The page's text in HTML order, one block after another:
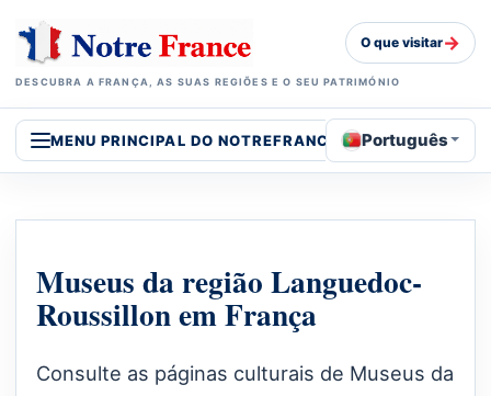
DESCUBRA A FRANÇA, AS SUAS REGIÕES E O SEU PATRIMÓNIO
O que visitar→
MENU PRINCIPAL DO NOTREFRANCE Português
Museus da região Languedoc-
Roussillon em França
Consulte as páginas culturais de Museus da